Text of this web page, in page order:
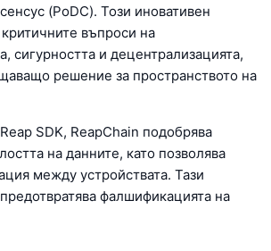
(PoDC). Този иновативен
въпроси на
сигурността и децентрализацията,
решение за пространството на
SDK, ReapChain подобрява
на данните, като позволява
между устройствата. Тази
фалшификацията на